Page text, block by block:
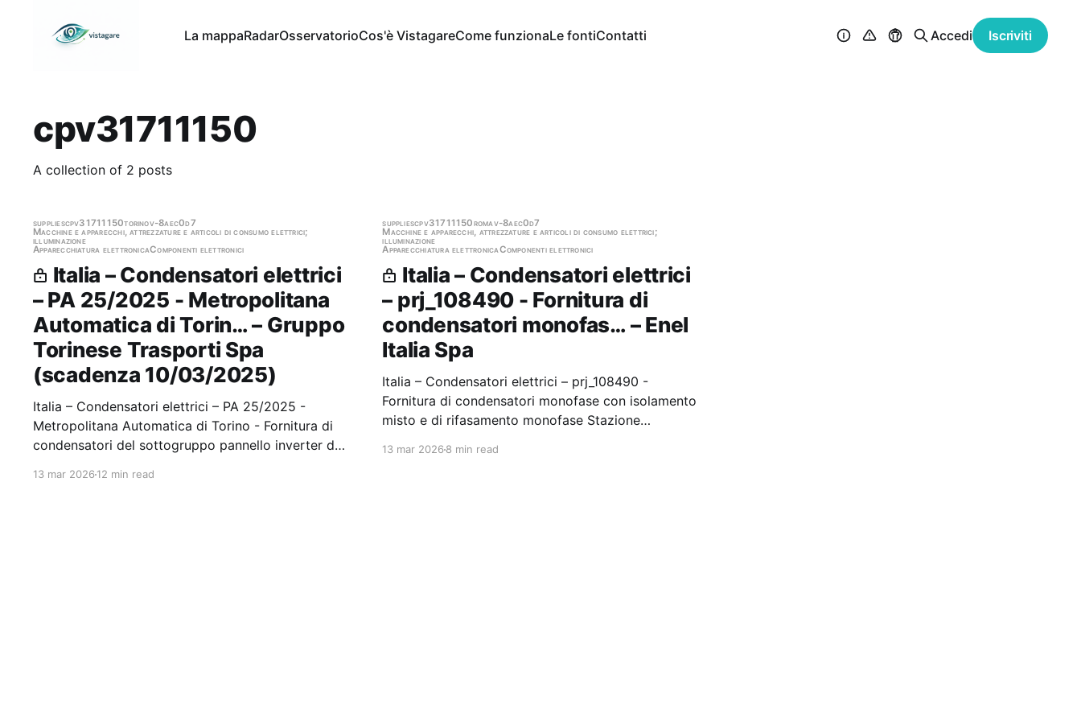
La mappaRadarOsservatorioCos'è VistagareCome funzionaLe fontiContatti Accedi Iscriviti
cpv31711150
A collection of 2 posts
suppliescpv31711150torinov-8aec0d7
Macchine e apparecchi, attrezzature e articoli di consumo elettrici;
illuminazione
Apparecchiatura elettronicaComponenti elettronici
Italia – Condensatori elettrici
– PA 25/2025 - Metropolitana
Automatica di Torin… – Gruppo
Torinese Trasporti Spa
(scadenza 10/03/2025)
Italia – Condensatori elettrici – PA 25/2025 -
Metropolitana Automatica di Torino - Fornitura di
condensatori del sottogruppo pannello inverter da
13 mar 202612 min read
suppliescpv31711150romav-8aec0d7
Macchine e apparecchi, attrezzature e articoli di consumo elettrici;
illuminazione
Apparecchiatura elettronicaComponenti elettronici
Italia – Condensatori elettrici
– prj_108490 - Fornitura di
condensatori monofas… – Enel
Italia Spa
Italia – Condensatori elettrici – prj_108490 -
Fornitura di condensatori monofase con isolamento
misto e di rifasamento monofase Stazione
13 mar 20268 min read